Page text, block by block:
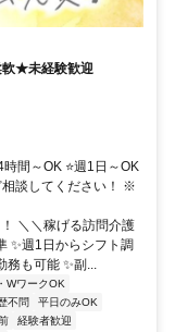
★未経験歓迎
間～OK ⭐週1日～OK
相談してください！ ※
＼＼稼げる訪問介護
✨週1日からシフト調
務も可能 ✨副...
WワークOK
不問
平日のみOK
経験者歓迎